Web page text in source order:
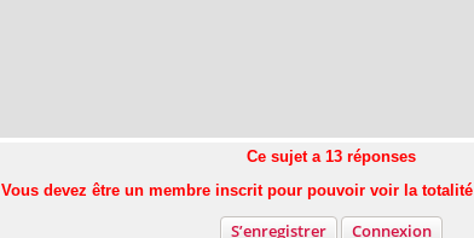
Ce sujet a 13 réponses
Vous devez être un membre inscrit pour pouvoir voir la
S’enregistrer Connexion